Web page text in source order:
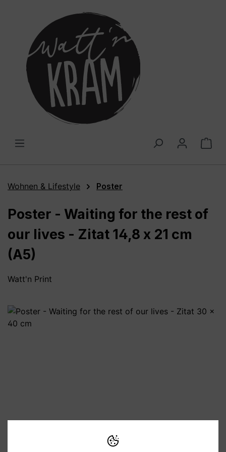
Wohnen & Lifestyle Poster
Poster - Waiting for the rest of
our lives - Zitat 14,8 x 21 cm
(A5)
Watt'n Print
Bildergalerie überspringen
Preise inkl. MwSt. zzgl. Versandkosten